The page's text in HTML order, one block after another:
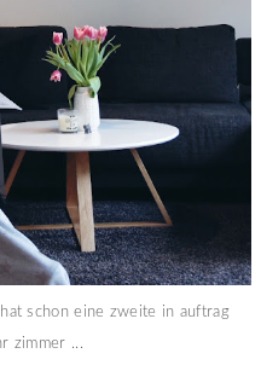
schon eine zweite in auftrag
zimmer ...